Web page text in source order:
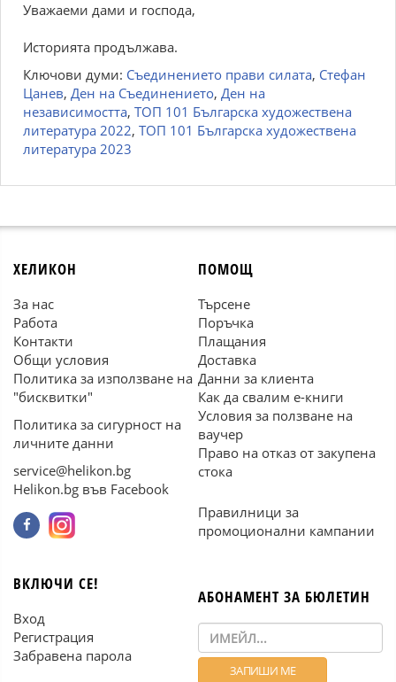
Уважаеми дами и господа,
Историята продължава.
Ключови думи: Съединението прави силата, Стефан
Цанев, Ден на Съединението, Ден на
независимостта, ТОП 101 Българска художествена
литература 2022, ТОП 101 Българска художествена
литература 2023
ХЕЛИКОН
За нас
Работа
Контакти
Общи условия
Политика за използване на
"бисквитки"
Политика за сигурност на
личните данни
service@helikon.bg
Helikon.bg във Facebook
ПОМОЩ
Търсене
Поръчка
Плащания
Доставка
Данни за клиента
Как да свалим е-книги
Условия за ползване на
ваучер
Право на отказ от закупена
стока
Правилници за
промоционални кампании
ВКЛЮЧИ СЕ!
Вход
Регистрация
Забравена парола
АБОНАМЕНТ ЗА БЮЛЕТИН